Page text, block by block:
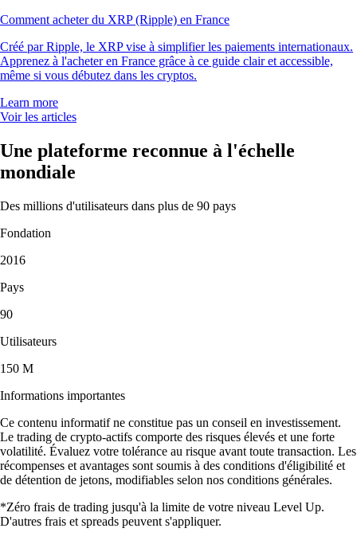
Comment acheter du XRP (Ripple) en France
Créé par Ripple, le XRP vise à simplifier les paiements internationaux.
Apprenez à l'acheter en France grâce à ce guide clair et accessible,
même si vous débutez dans les cryptos.
Learn more
Voir les articles
Une plateforme reconnue à l'échelle
mondiale
Des millions d'utilisateurs dans plus de 90 pays
Fondation
2016
Pays
90
Utilisateurs
150 M
Informations importantes
Ce contenu informatif ne constitue pas un conseil en investissement.
Le trading de crypto-actifs comporte des risques élevés et une forte
volatilité. Évaluez votre tolérance au risque avant toute transaction. Les
récompenses et avantages sont soumis à des conditions d'éligibilité et
de détention de jetons, modifiables selon nos conditions générales.
*Zéro frais de trading jusqu'à la limite de votre niveau Level Up.
D'autres frais et spreads peuvent s'appliquer.